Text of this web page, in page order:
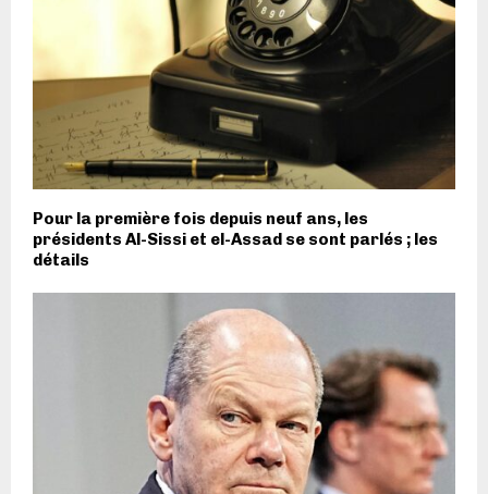
Pour la première fois depuis neuf ans, les
présidents Al-Sissi et el-Assad se sont parlés ; les
détails